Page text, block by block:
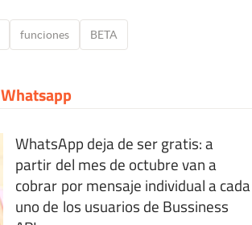
funciones BETA
Whatsapp
WhatsApp deja de ser gratis: a
partir del mes de octubre van a
cobrar por mensaje individual a cada
uno de los usuarios de Bussiness